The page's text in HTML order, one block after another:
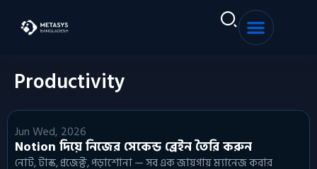
Productivity
Jun Wed, 2026
Notion দিয়ে নিজের সেকেন্ড ব্রেইন তৈরি করুন
নোট, টাস্ক, প্রজেক্ট, পড়াশোনা — সব এক জায়গায় ম্যানেজ করার